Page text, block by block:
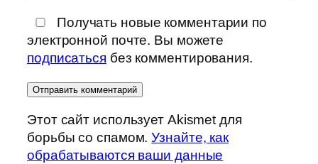
Получать новые комментарии по
электронной почте. Вы можете
подписаться без комментирования.
Этот сайт использует Akismet для
борьбы со спамом.Узнайте, как
обрабатываются ваши данные